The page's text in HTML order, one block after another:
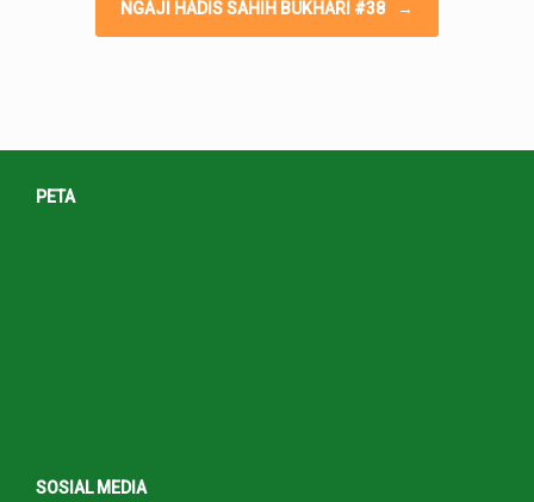
NGAJI HADIS SAHIH BUKHARI #38 →
PETA
SOSIAL MEDIA